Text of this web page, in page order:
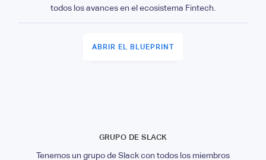
todos los avances en el ecosistema Fintech.
ABRIR EL BLUEPRINT
GRUPO DE SLACK
Tenemos un grupo de Slack con todos los miembros